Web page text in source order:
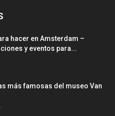
hacer en Amsterdam –
y eventos para...
más famosas del museo Van